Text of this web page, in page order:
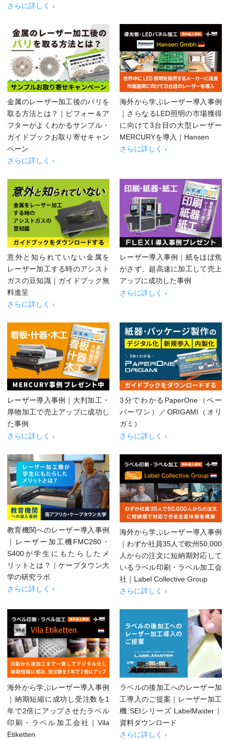
さらに詳しく ›
金属のレーザー加工後のバリを
取る方法とは？｜ビフォー＆ア
フターがよくわかるサンプル・
ガイドブックお取り寄せキャン
ペーン
さらに詳しく ›
海外から学ぶレーザー導入事例
｜さらなるLED照明の市場獲得
に向けて3台目の大型レーザー
MERCURYを導入｜Hansen
さらに詳しく ›
意外と知られていない金属を
レーザー加工する時のアシスト
ガスの豆知識｜ガイドブック無
料進呈
さらに詳しく ›
レーザー導入事例｜紙をほぼ焦
がさず、超高速に加工して売上
アップに成功した事例
さらに詳しく ›
レーザー導入事例｜大判加工・
厚物加工で売上アップに成功し
た事例
さらに詳しく ›
3分でわかるPaperOne（ペー
パーワン）／ORIGAMI（オリ
ガミ）
さらに詳しく ›
教育機関へのレーザー導入事例
｜レーザー加工機FMC280・
S400が学生にもたらしたメ
リットとは？｜ケープタウン大
学の研究ラボ
さらに詳しく ›
海外から学ぶレーザー導入事例
｜わずか社員35人で欧州50,000
人からの注文に短納期対応して
いるラベル印刷・ラベル加工会
社｜Label Collective Group
さらに詳しく ›
海外から学ぶレーザー導入事例
｜納期短縮に成功し受注数を1
年で2倍にアップさせたラベル
印刷・ラベル加工会社｜Vila
Etiketten
ラベルの後加工へのレーザー加
工導入のご提案｜レーザー加工
機 SEIシリーズ LabelMaster｜
資料ダウンロード
さらに詳しく ›